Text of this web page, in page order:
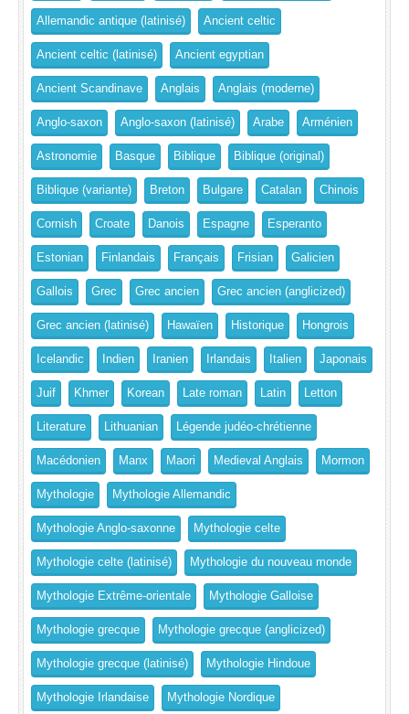
Allemandic antique (latinisé) Ancient celtic
Ancient celtic (latinisé) Ancient egyptian
Ancient Scandinave Anglais Anglais (moderne)
Anglo-saxon Anglo-saxon (latinisé) Arabe Arménien
Astronomie Basque Biblique Biblique (original)
Biblique (variante) Breton Bulgare Catalan Chinois
Cornish Croate Danois Espagne Esperanto
Estonian Finlandais Français Frisian Galicien
Gallois Grec Grec ancien Grec ancien (anglicized)
Grec ancien (latinisé) Hawaïen Historique Hongrois
Icelandic Indien Iranien Irlandais Italien Japonais
Juif Khmer Korean Late roman Latin Letton
Literature Lithuanian Légende judéo-chrétienne
Macédonien Manx Maori Medieval Anglais Mormon
Mythologie Mythologie Allemandic
Mythologie Anglo-saxonne Mythologie celte
Mythologie celte (latinisé) Mythologie du nouveau monde
Mythologie Extrême-orientale Mythologie Galloise
Mythologie grecque Mythologie grecque (anglicized)
Mythologie grecque (latinisé) Mythologie Hindoue
Mythologie Irlandaise Mythologie Nordique